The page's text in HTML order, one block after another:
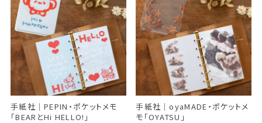
手紙社｜PEPIN・ポケットメモ
「BEARとHi HELLO!」
手紙社｜oyaMADE・ポケットメ
モ「OYATSU」